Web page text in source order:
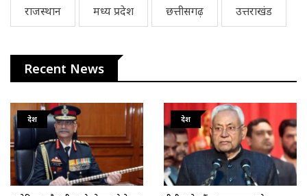
राजस्थान मध्य प्रदेश छत्तीसगढ़ उत्तराखंड
Recent News
देश देश